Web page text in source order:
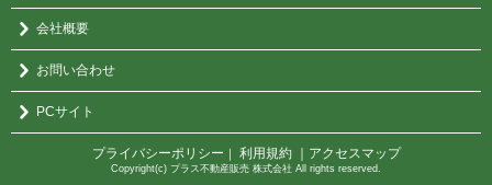
会社概要
お問い合わせ
PCサイト
プライバシーポリシー ｜ 利用規約 ｜アクセスマップ
Copyright(c) プラス不動産販売 株式会社 All rights reserved.